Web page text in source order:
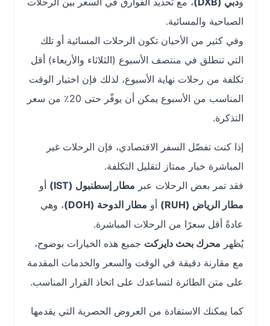
الصباحية والمسائية.
وفي كثير من الأحيان تكون الرحلات المسائية أو تلك
التي تنطلق في منتصف الأسبوع (الثلاثاء والأربعاء) أقل
تكلفة من رحلات نهاية الأسبوع، لذلك فإن اختيار الوقت
المناسب من الأسبوع يمكن أن يوفّر حتى 20٪ من سعر
التذكرة.
إذا كنت تفضّل السفر الاقتصادي، فإن الرحلات غير
المباشرة خيار ممتاز لتقليل التكلفة.
فقد تمر بعض الرحلات عبرمطار إسطنبول (IST)
أو
مطار الرياض (RUH)
أومطار الدوحة (DOH)
، وهي
عادةً أقل سعرًا من الرحلات المباشرة.
محرك بحث دايركتجميع هذه الخيارات بوضوح،
مع مقارنة دقيقة في الوقت والسعر والخدمات المقدمة
على متن الطائرة لتساعدك على اتخاذ القرار المناسب.
كما يمكنك الاستفادة من العروض الحصرية التي يقدمها